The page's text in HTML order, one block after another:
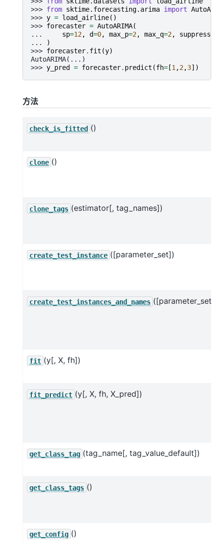
>>> from sktime.forecasting.arima import
>>> y = load_airline()
>>> forecaster = AutoARIMA(
...
sp=12, d=0, max_p=2, max_q=2,
...
)
>>> forecaster. fit (y)
AutoARIMA(...)
>>> y_pred = forecaster. predict (fh= [1 ,2,3])
方法
check_is_fitted ()
clone ()
clone_tags (estimator[, tag_names])
create_test_instance ([parameter_set])
create_test_instances_and_names ([parameter_set])
fit (y[, X, fh])
fit_predict (y[, X, fh, X_pred])
get_class_tag (tag_name[, tag_value_default])
get_class_tags ()
get_config ()